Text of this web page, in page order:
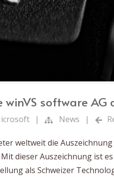
software AG
| News |
weltweit die
dieser Auszeichnung ist
als Schweizer